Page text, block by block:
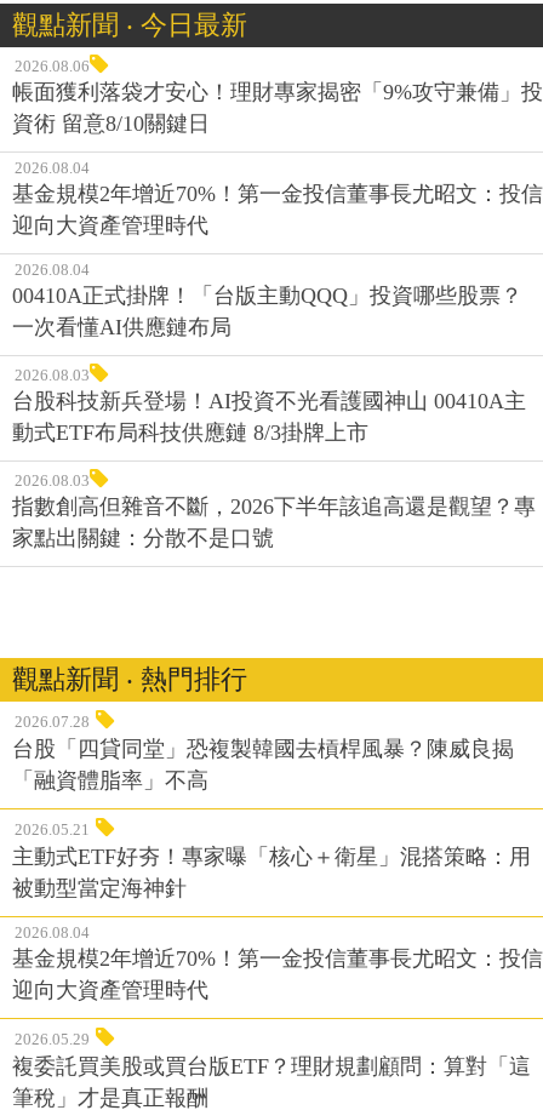
觀點新聞 ‧ 今日最新
2026.08.06
帳面獲利落袋才安心！理財專家揭密「9%攻守兼備」投
資術 留意8/10關鍵日
2026.08.04
基金規模2年增近70%！第一金投信董事長尤昭文：投信
迎向大資產管理時代
2026.08.04
00410A正式掛牌！「台版主動QQQ」投資哪些股票？
一次看懂AI供應鏈布局
2026.08.03
台股科技新兵登場！AI投資不光看護國神山 00410A主
動式ETF布局科技供應鏈 8/3掛牌上市
2026.08.03
指數創高但雜音不斷，2026下半年該追高還是觀望？專
家點出關鍵：分散不是口號
觀點新聞 ‧ 熱門排行
2026.07.28
台股「四貸同堂」恐複製韓國去槓桿風暴？陳威良揭
「融資體脂率」不高
2026.05.21
主動式ETF好夯！專家曝「核心＋衛星」混搭策略：用
被動型當定海神針
2026.08.04
基金規模2年增近70%！第一金投信董事長尤昭文：投信
迎向大資產管理時代
2026.05.29
複委託買美股或買台版ETF？理財規劃顧問：算對「這
筆稅」才是真正報酬